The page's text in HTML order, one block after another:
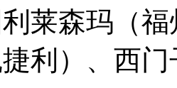
莱森玛（
利）、西